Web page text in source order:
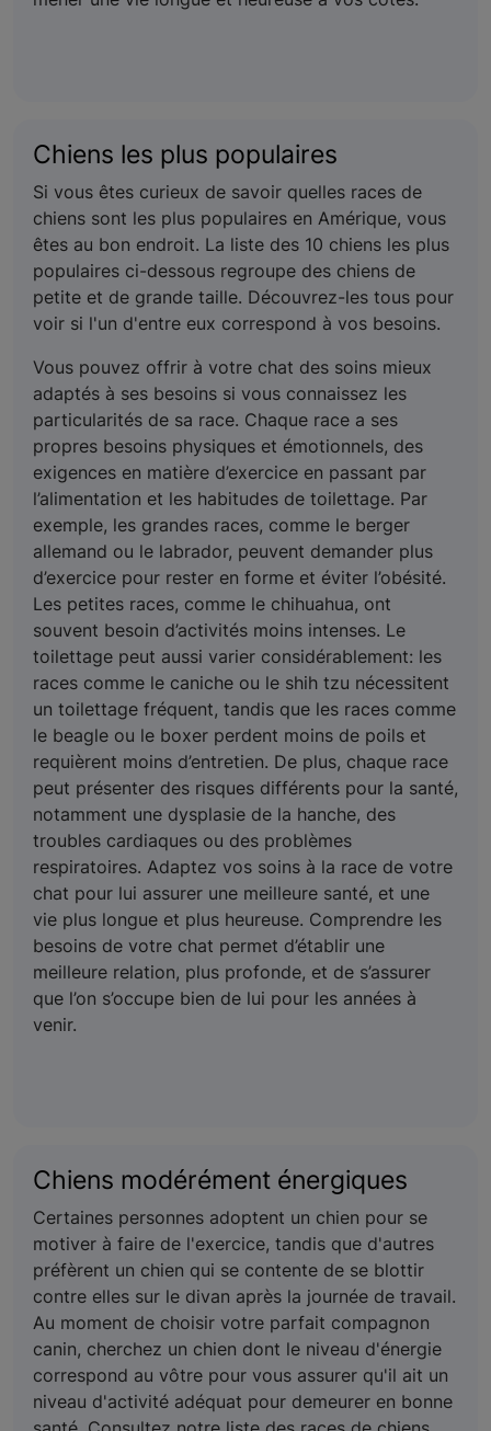
Chiens les plus populaires
Si vous êtes curieux de savoir quelles races de
chiens sont les plus populaires en Amérique, vous
êtes au bon endroit. La liste des 10 chiens les plus
populaires ci-dessous regroupe des chiens de
petite et de grande taille. Découvrez-les tous pour
voir si l'un d'entre eux correspond à vos besoins.
Vous pouvez offrir à votre chat des soins mieux
adaptés à ses besoins si vous connaissez les
particularités de sa race. Chaque race a ses
propres besoins physiques et émotionnels, des
exigences en matière d’exercice en passant par
l’alimentation et les habitudes de toilettage. Par
exemple, les grandes races, comme le berger
allemand ou le labrador, peuvent demander plus
d’exercice pour rester en forme et éviter l’obésité.
Les petites races, comme le chihuahua, ont
souvent besoin d’activités moins intenses. Le
toilettage peut aussi varier considérablement: les
races comme le caniche ou le shih tzu nécessitent
un toilettage fréquent, tandis que les races comme
le beagle ou le boxer perdent moins de poils et
requièrent moins d’entretien. De plus, chaque race
peut présenter des risques différents pour la santé,
notamment une dysplasie de la hanche, des
troubles cardiaques ou des problèmes
respiratoires. Adaptez vos soins à la race de votre
chat pour lui assurer une meilleure santé, et une
vie plus longue et plus heureuse. Comprendre les
besoins de votre chat permet d’établir une
meilleure relation, plus profonde, et de s’assurer
que l’on s’occupe bien de lui pour les années à
venir.
Chiens modérément énergiques
Certaines personnes adoptent un chien pour se
motiver à faire de l'exercice, tandis que d'autres
préfèrent un chien qui se contente de se blottir
contre elles sur le divan après la journée de travail.
Au moment de choisir votre parfait compagnon
canin, cherchez un chien dont le niveau d'énergie
correspond au vôtre pour vous assurer qu'il ait un
niveau d'activité adéquat pour demeurer en bonne